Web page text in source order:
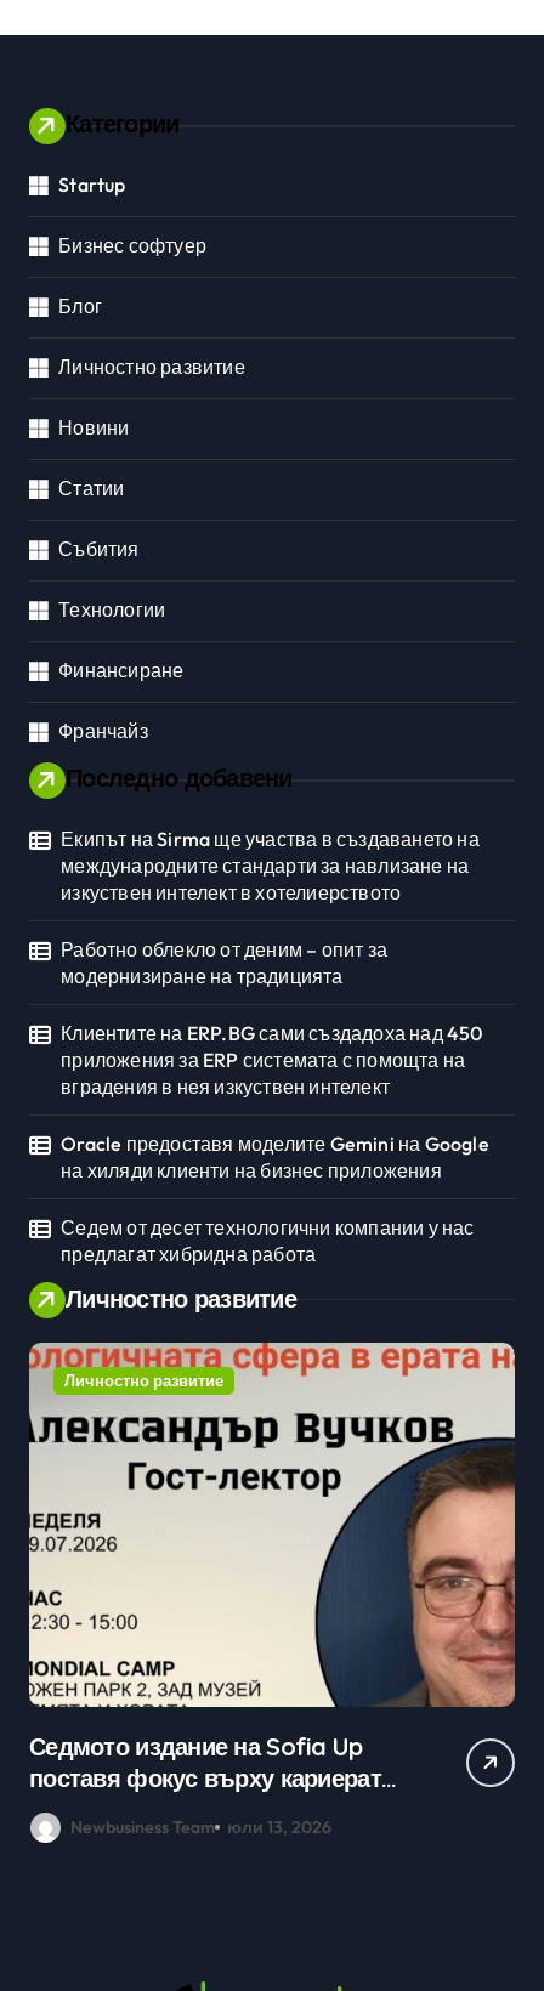
Категории
Startup
Бизнес софтуер
Блог
Личностно развитие
Новини
Статии
Събития
Технологии
Финансиране
Франчайз
Последно добавени
Екипът на Sirma ще участва в създаването на
международните стандарти за навлизане на
изкуствен интелект в хотелиерството
Работно облекло от деним – опит за
модернизиране на традицията
Клиентите на ERP.BG сами създадоха над 450
приложения за ERP системата с помощта на
вградения в нея изкуствен интелект
Oracle предоставя моделите Gemini на Google
на хиляди клиенти на бизнес приложения
Седем от десет технологични компании у нас
предлагат хибридна работа
Личностно развитие
Личностно развитие
Седмото издание на Sofia Up
поставя фокус върху кариерата
в технологичния сектор и
възможностите в ерата на AI
Newbusiness Team юли 13, 2026